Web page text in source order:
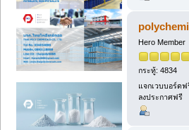
Hero Member
กระทู้: 4834
แจกเวบบอร์ด
ลงประกาศฟรี